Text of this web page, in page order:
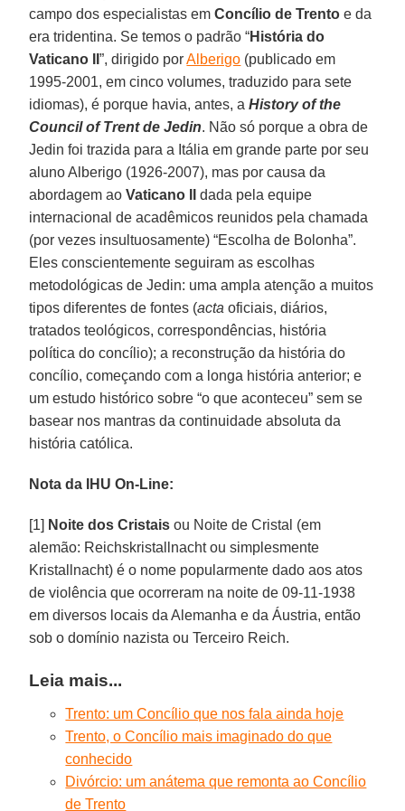
campo dos especialistas emConcílio de Trento e da
era tridentina. Se temos o padrão “História do
Vaticano II”, dirigido porAlberigo (publicado em
1995-2001, em cinco volumes, traduzido para sete
idiomas), é porque havia, antes, aHistory of the
Council of Trent de Jedin. Não só porque a obra de
Jedin foi trazida para a Itália em grande parte por seu
aluno Alberigo (1926-2007), mas por causa da
abordagem aoVaticano II
dada pela equipe
internacional de acadêmicos reunidos pela chamada
(por vezes insultuosamente) “Escolha de Bolonha”.
Eles conscientemente seguiram as escolhas
metodológicas de Jedin: uma ampla atenção a muitos
tipos diferentes de fontes (acta oficiais, diários,
tratados teológicos, correspondências, história
política do concílio); a reconstrução da história do
concílio, começando com a longa história anterior; e
um estudo histórico sobre “o que aconteceu” sem se
basear nos mantras da continuidade absoluta da
história católica.
Nota da IHU On-Line:
[1] Noite dos Cristais ou Noite de Cristal (em
alemão: Reichskristallnacht ou simplesmente
Kristallnacht) é o nome popularmente dado aos atos
de violência que ocorreram na noite de 09-11-1938
em diversos locais da Alemanha e da Áustria, então
sob o domínio nazista ou Terceiro Reich.
Leia mais...
Trento: um Concílio que nos fala ainda hoje
Trento, o Concílio mais imaginado do que
conhecido
Divórcio: um anátema que remonta ao Concílio
de Trento